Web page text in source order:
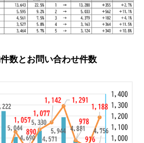
数とお問い合わせ件数